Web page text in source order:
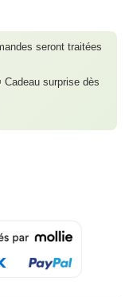
seront traitées
surprise dès